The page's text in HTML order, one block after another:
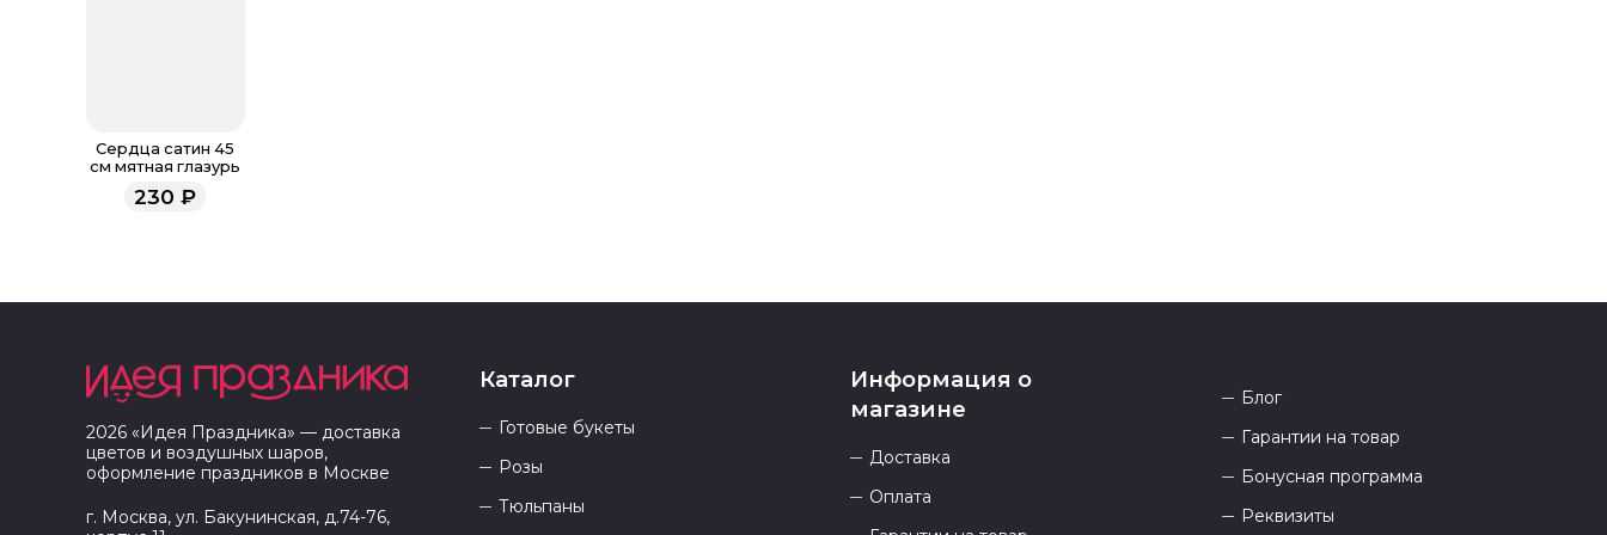
Сердца сатин 45
см мятная глазурь
230 ₽
2026 «Идея Праздника» — доставка
цветов и воздушных шаров,
оформление праздников в Москве
г. Москва, ул. Бакунинская, д.74-76,
Каталог
Готовые букеты
Розы
Тюльпаны
Информация о
магазине
Доставка
Оплата
Блог
Гарантии на товар
Бонусная программа
Реквизиты